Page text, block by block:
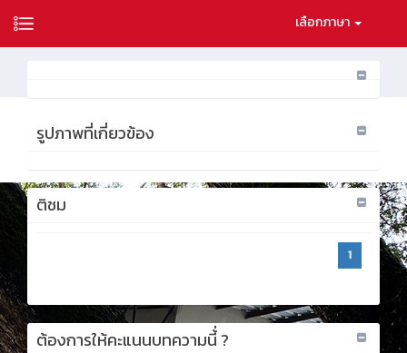
เลือกภาษา
รูปภาพที่เกี่ยวข้อง
ติชม
1
ต้องการให้คะแนนบทความนี้่ ?